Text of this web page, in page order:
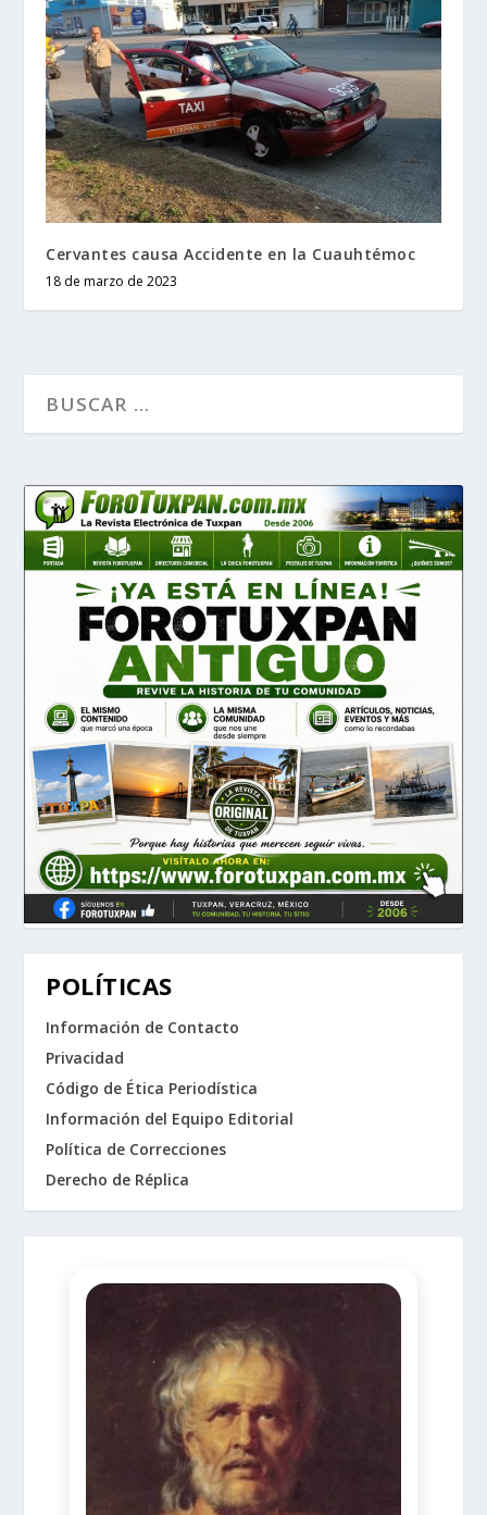
Cervantes causa Accidente en la Cuauhtémoc
18 de marzo de 2023
POLÍTICAS
Información de Contacto
Privacidad
Código de Ética Periodística
Información del Equipo Editorial
Política de Correcciones
Derecho de Réplica